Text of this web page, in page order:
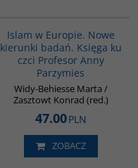
Islam w Europie. Nowe
kierunki badań. Księga ku
czci Profesor Anny
Parzymies
Widy-Behiesse Marta /
Zasztowt Konrad (red.)
47.00PLN
ZOBACZ